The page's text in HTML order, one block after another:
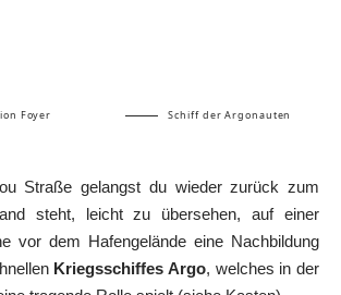
Foyer Schiff der Argonauten
Straße gelangst du wieder zurück zum
steht, leicht zu übersehen, auf einer
vor dem Hafengelände eine Nachbildung
Kriegsschiffes Argo, welches in der